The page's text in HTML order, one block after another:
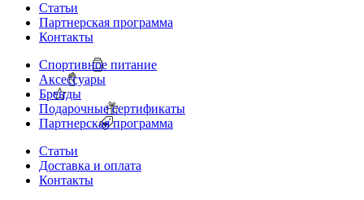
Статьи
Партнерская программа
Контакты
Спортивное питание
Аксессуары
Бренды
Подарочные сертификаты
Партнерская программа
Статьи
Доставка и оплата
Контакты